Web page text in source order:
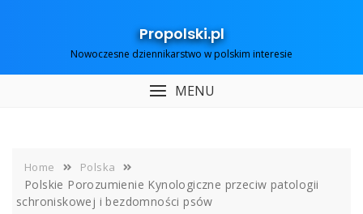
Propolski.pl
Nowoczesne dziennikarstwo w polskim interesie
MENU
Home Polska
Polskie Porozumienie Kynologiczne przeciw patologii
schroniskowej i bezdomności psów